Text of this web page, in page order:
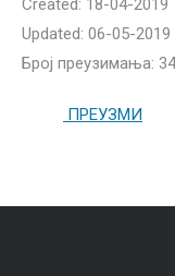
Created: 18-04-2019
Updated: 06-05-2019
Број преузимања:
ПРЕУЗМИ